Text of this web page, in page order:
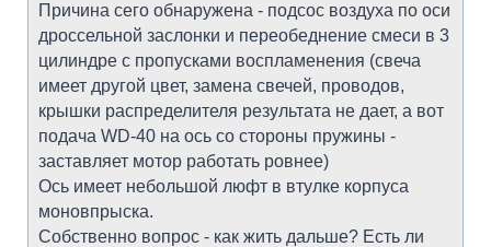
Причина сего обнаружена - подсос воздуха по оси
дроссельной заслонки и переобеднение смеси в 3
цилиндре с пропусками воспламенения (свеча
имеет другой цвет, замена свечей, проводов,
крышки распределителя результата не дает, а вот
подача WD-40 на ось со стороны пружины -
заставляет мотор работать ровнее)
Ось имеет небольшой люфт в втулке корпуса
моновпрыска.
Собственно вопрос - как жить дальше? Есть ли